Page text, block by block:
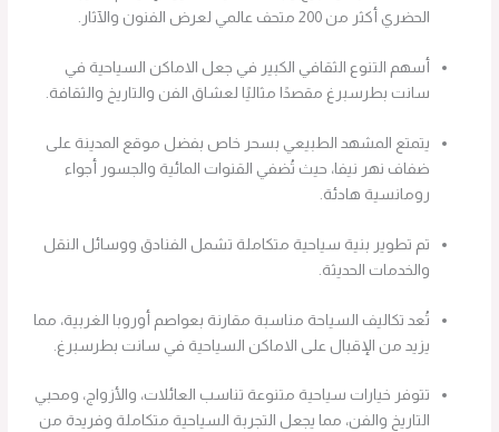
الحضري أكثر من 200 متحف عالمي لعرض الفنون والآثار.
أسهم التنوع الثقافي الكبير في جعل الاماكن السياحية في
سانت بطرسبرغ مقصدًا مثاليًا لعشاق الفن والتاريخ والثقافة.
يتمتع المشهد الطبيعي بسحر خاص بفضل موقع المدينة على
ضفاف نهر نيفا، حيث تُضفي القنوات المائية والجسور أجواء
رومانسية هادئة.
تم تطوير بنية سياحية متكاملة تشمل الفنادق ووسائل النقل
والخدمات الحديثة.
تُعد تكاليف السياحة مناسبة مقارنة بعواصم أوروبا الغربية، مما
يزيد من الإقبال على الاماكن السياحية في سانت بطرسبرغ.
تتوفر خيارات سياحية متنوعة تناسب العائلات، والأزواج، ومحبي
التاريخ والفن، مما يجعل التجربة السياحية متكاملة وفريدة من